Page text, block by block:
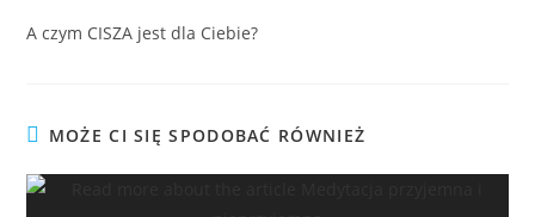
A czym CISZA jest dla Ciebie?
MOŻE CI SIĘ SPODOBAĆ RÓWNIEŻ